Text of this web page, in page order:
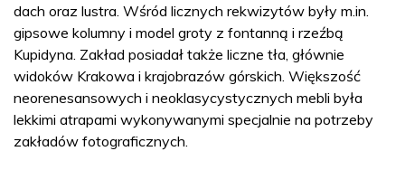
dach oraz lustra. Wśród licznych rekwizytów były m.in.
gipsowe kolumny i model groty z fontanną i rzeźbą
Kupidyna. Zakład posiadał także liczne tła, głównie
widoków Krakowa i krajobrazów górskich. Większość
neorenesansowych i neoklasycystycznych mebli była
lekkimi atrapami wykonywanymi specjalnie na potrzeby
zakładów fotograficznych.